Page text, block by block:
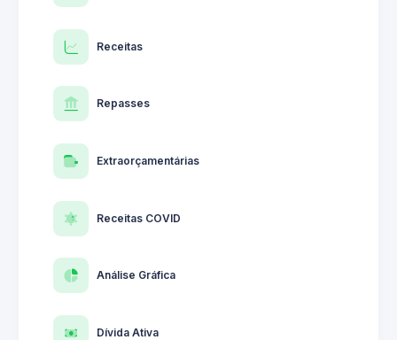
Receitas
Repasses
Extraorçamentárias
Receitas COVID
Análise Gráfica
Dívida Ativa